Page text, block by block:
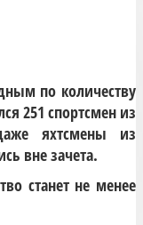
по количеству
251 спортсмен из
яхтсмены из
вне зачета.
станет не менее